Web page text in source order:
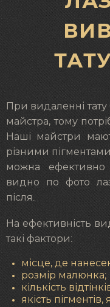
При видаленні
майстра, тому
Наші майстри
різними
можна
видно по фото
після.
На ефективність
такі фактори:
місце, де
розмір малюнка;
кількість
якість